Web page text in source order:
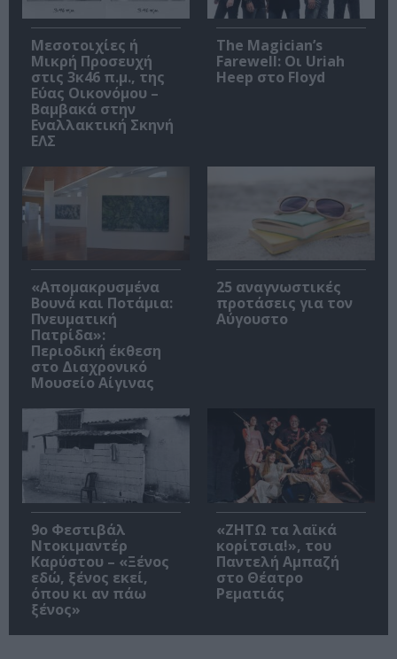
Μεσοτοιχίες ή
Μικρή Προσευχή
στις 3κ46 π.μ., της
Εύας Οικονόμου –
Βαμβακά στην
Εναλλακτική Σκηνή
ΕΛΣ
The Magician’s
Farewell: Οι Uriah
Heep στο Floyd
«Απομακρυσμένα
Βουνά και Ποτάμια:
Πνευματική
Πατρίδα»:
Περιοδική έκθεση
στο Διαχρονικό
Μουσείο Αίγινας
25 αναγνωστικές
προτάσεις για τον
Αύγουστο
9ο Φεστιβάλ
Ντοκιμαντέρ
Καρύστου – «Ξένος
εδώ, ξένος εκεί,
όπου κι αν πάω
ξένος»
«ΖΗΤΩ τα λαϊκά
κορίτσια!», του
Παντελή Αμπαζή
στο Θέατρο
Ρεματιάς